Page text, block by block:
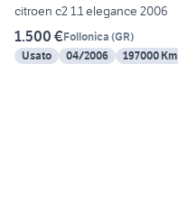
citroen c2 1.1 elegance 2006
1.500 €Follonica (GR)
Usato
04/2006 197000 Km